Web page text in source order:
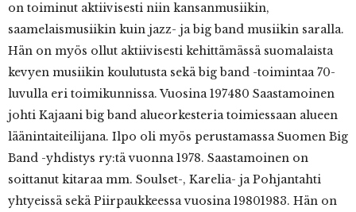
on toiminut aktiivisesti niin kansanmusiikin,
saamelaismusiikin kuin jazz- ja big band musiikin saralla.
Hän on myös ollut aktiivisesti kehittämässä suomalaista
kevyen musiikin koulutusta sekä big band -toimintaa 70-
luvulla eri toimikunnissa. Vuosina 1974­80 Saastamoinen
johti Kajaani big band ­alueorkesteria toimiessaan alueen
läänintaiteilijana. Ilpo oli myös perustamassa Suomen Big
Band -yhdistys ry:tä vuonna 1978. Saastamoinen on
soittanut kitaraa mm. Soulset-, Karelia- ja Pohjantahti
yhtyeissä sekä Piirpaukkeessa vuosina 1980­1983. Hän on